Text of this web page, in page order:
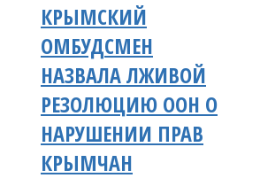
КРЫМСКИЙ
ОМБУДСМЕН
НАЗВАЛА ЛЖИВОЙ
РЕЗОЛЮЦИЮ ООН О
НАРУШЕНИИ ПРАВ
КРЫМЧАН